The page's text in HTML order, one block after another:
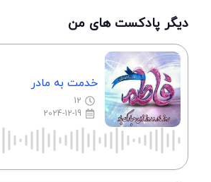
دیگر پادکست های من
خدمت به مادر
12
2024-12-19